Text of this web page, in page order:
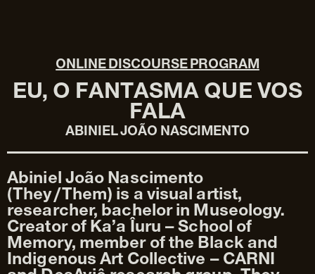
ONLINE DISCOURSE PROGRAM
EU, O FANTASMA QUE VOS
FALA
ABINIEL JOÃO NASCIMENTO
Abiniel João Nascimento
(They/Them) is a visual artist,
researcher, bachelor in Museology.
Creator of Ka’a Îuru – School of
Memory, member of the Black and
Indigenous Art Collective – CARNI